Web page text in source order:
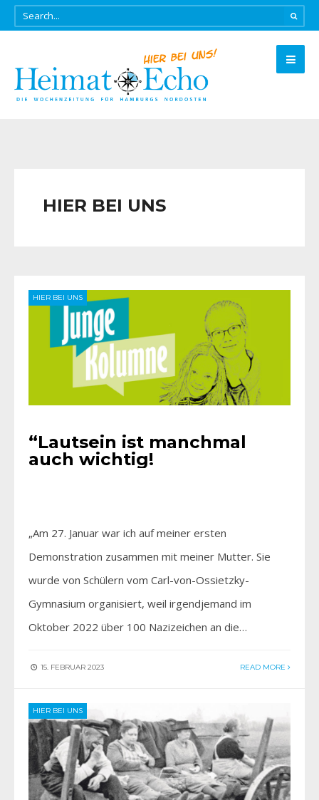
HIER BEI UNS
HIER BEI UNS
“Lautsein ist manchmal
auch wichtig!
„Am 27. Januar war ich auf meiner ersten
Demonstration zusammen mit meiner Mutter. Sie
wurde von Schülern vom Carl-von-Ossietzky-
Gymnasium organisiert, weil irgendjemand im
Oktober 2022 über 100 Nazizeichen an die…
15. FEBRUAR 2023 READ MORE
HIER BEI UNS